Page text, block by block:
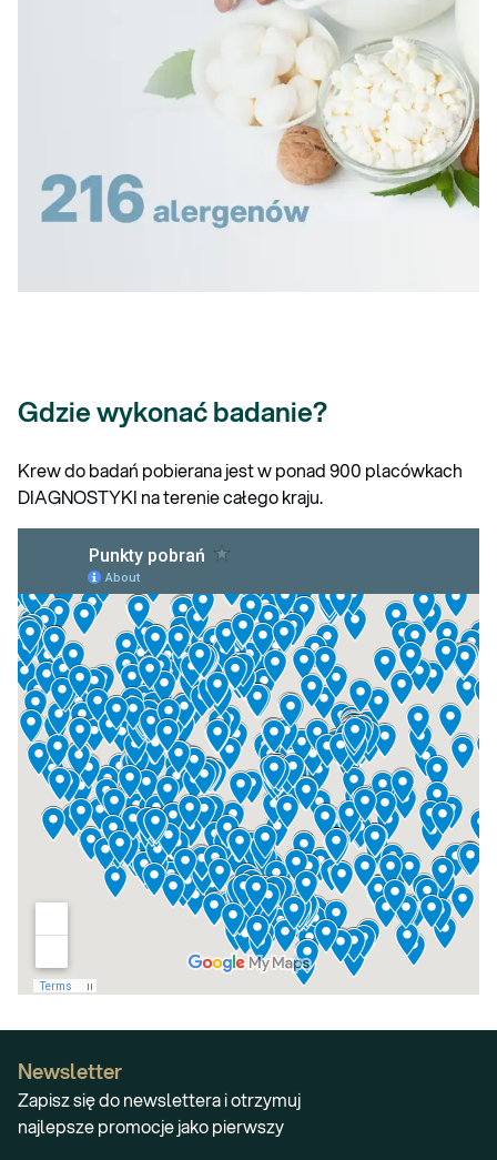
Gdzie wykonać badanie?
Krew do badań pobierana jest w ponad 900 placówkach
DIAGNOSTYKI na terenie całego kraju.
Newsletter
Zapisz się do newslettera i otrzymuj
najlepsze promocje jako pierwszy